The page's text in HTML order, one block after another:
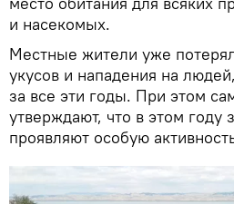
и насекомых.
Местные жители уже
укусов и нападения на
за все эти годы. При этом
утверждают, что в этом году
проявляют особую